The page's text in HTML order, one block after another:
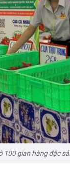
100 gian hàng đặc